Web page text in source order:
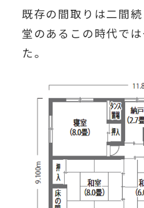
既存の間取りは二間
堂のあるこの時代で
た。